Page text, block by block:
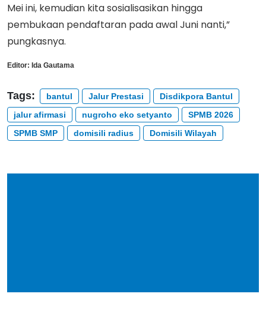
Mei ini, kemudian kita sosialisasikan hingga
pembukaan pendaftaran pada awal Juni nanti,”
pungkasnya.
Editor: Ida Gautama
Tags: bantul Jalur Prestasi
Disdikpora Bantul
jalur afirmasi
nugroho eko setyanto
SPMB 2026
SPMB SMP
domisili radius Domisili Wilayah